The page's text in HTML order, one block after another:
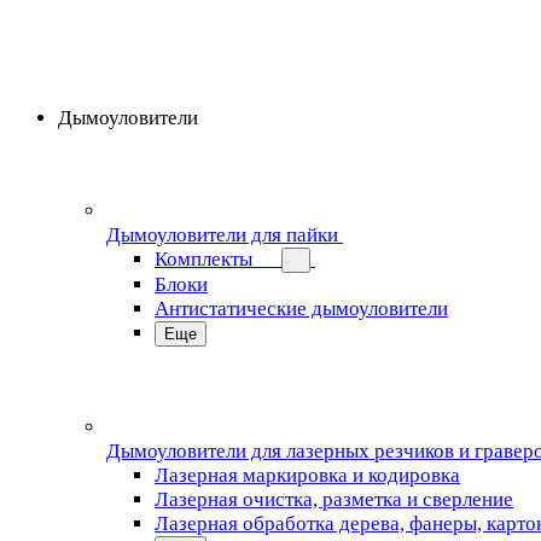
Дымоуловители
Дымоуловители для пайки
Комплекты
Блоки
Антистатические дымоуловители
Еще
Дымоуловители для лазерных резчиков и
Лазерная маркировка и кодировка
Лазерная очистка, разметка и сверление
Лазерная обработка дерева, фанеры,